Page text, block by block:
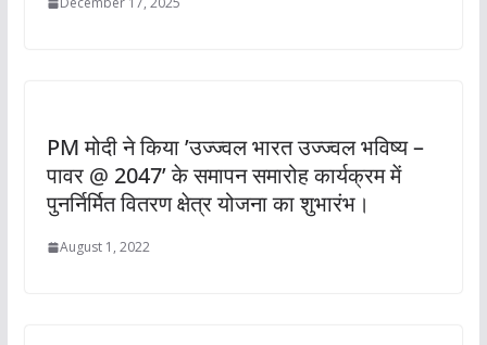
PM मोदी ने किया ’उज्ज्वल भारत उज्ज्वल भविष्य –
पावर @ 2047’ के समापन समारोह कार्यक्रम में
पुनर्निर्मित वितरण क्षेत्र योजना का शुभारंभ।
August 1, 2022